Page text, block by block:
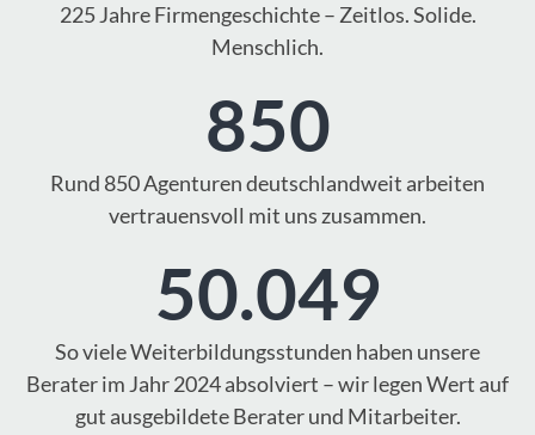
225 Jahre Firmengeschichte – Zeitlos. Solide.
Menschlich.
850
Rund 850 Agenturen deutschlandweit arbeiten
vertrauensvoll mit uns zusammen.
50.049
So viele Weiterbildungsstunden haben unsere
Berater im Jahr 2024 absolviert – wir legen Wert auf
gut ausgebildete Berater und Mitarbeiter.